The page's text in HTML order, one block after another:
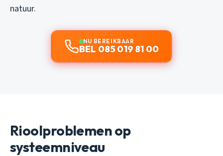
natuur.
NU BEREIKBAAR
BEL 085 019 81 00
Rioolproblemen op
systeemniveau